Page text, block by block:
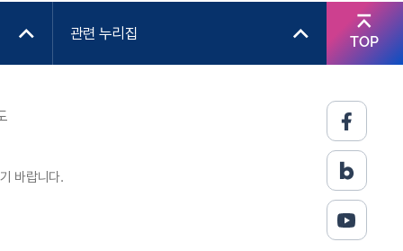
관련 누리집 TOP
바랍니다.